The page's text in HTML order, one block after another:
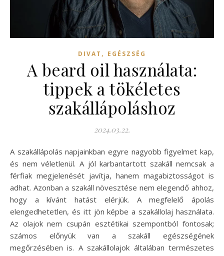
DIVAT , EGÉSZSÉG
A beard oil használata:
tippek a tökéletes
szakállápoláshoz
2024.03.22.
A szakállápolás napjainkban egyre nagyobb figyelmet kap,
és nem véletlenül. A jól karbantartott szakáll nemcsak a
férfiak megjelenését javítja, hanem magabiztosságot is
adhat. Azonban a szakáll növesztése nem elegendő ahhoz,
hogy a kívánt hatást elérjük. A megfelelő ápolás
elengedhetetlen, és itt jön képbe a szakállolaj használata.
Az olajok nem csupán esztétikai szempontból fontosak;
számos előnyük van a szakáll egészségének
megőrzésében is. A szakállolajok általában természetes